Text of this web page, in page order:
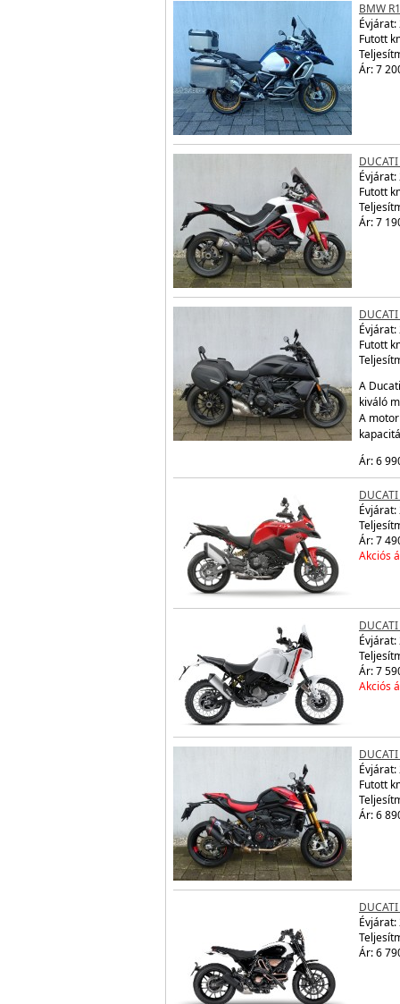
BMW
Évjárat:
Futott
Ár: 7
Évjárat:
Futott
Ár: 7
Évjárat:
Futott
A
kiváló
A
Ár: 6
Évjárat:
Ár: 7
Akciós
DUCATI
Évjárat:
Ár: 7
Akciós
Évjárat:
Futott
Ár: 6
Évjárat:
Ár: 6